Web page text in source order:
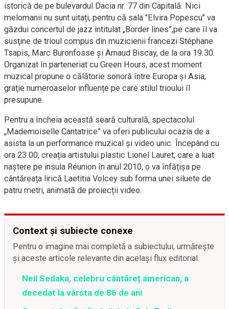
istorică de pe bulevardul Dacia nr. 77 din Capitală. Nici
melomanii nu sunt uitați, pentru că sala "Elvira Popescu" va
găzdui concertul de jazz intitulat „Border lines”,pe care îl va
susţine de trioul compus din muzicienii francezi Stéphane
Tsapis, Marc Buronfosse și Arnaud Biscay, de la ora 19.30.
Organizat în parteneriat cu Green Hours, acest moment
muzical propune o călătorie sonoră între Europa și Asia,
graţie numeroaselor influențe pe care stilul trioului îl
presupune.
Pentru a încheia această seară culturală, spectacolul
„Mademoiselle Cantatrice” va oferi publicului ocazia de a
asista la un performance muzical și video unic. Începând cu
ora 23.00, creația artistului plastic Lionel Lauret, care a luat
naștere pe insula Réunion în anul 2010, o va înfățișa pe
cântăreața lirică Laetitia Volcey sub forma unei siluete de
patru metri, animată de proiecții video.
Context și subiecte conexe
Pentru o imagine mai completă a subiectului, urmărește
și aceste articole relevante din același flux editorial.
Neil Sedaka, celebru cântăreț american, a
decedat la vârsta de 86 de ani